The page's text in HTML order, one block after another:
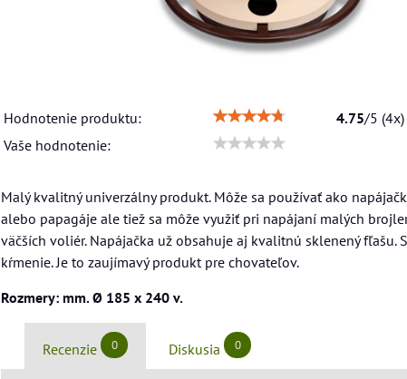
Hodnotenie produktu: 4.75/5 (4x)
Vaše hodnotenie:
Malý kvalitný univerzálny produkt. Môže sa používať ako
alebo papagáje ale tiež sa môže využiť pri napájaní malých
väčších voliér. Napájačka už obsahuje aj kvalitnú sklenený
kŕmenie. Je to zaujímavý produkt pre chovateľov.
Rozmery: mm. Ø 185 x 240 v.
Recenzie 0 Diskusia 0